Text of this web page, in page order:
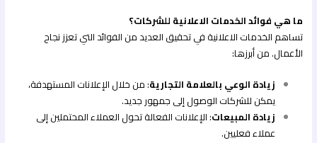
ما هي فوائد الخدمات الاعلانية للشركات؟
تساهم الخدمات الاعلانية في تحقيق العديد من الفوائد التي تعزز نجاح
الأعمال. من أبرزها:
زيادة الوعي بالعلامة التجارية: من خلال الإعلانات المستهدفة،
يمكن للشركات الوصول إلى جمهور جديد.
زيادة المبيعات: الإعلانات الفعالة تحول العملاء المحتملين إلى
عملاء فعليين.